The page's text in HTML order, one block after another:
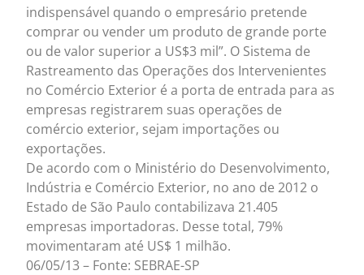
indispensável quando o empresário pretende
comprar ou vender um produto de grande porte
ou de valor superior a US$3 mil”. O Sistema de
Rastreamento das Operações dos Intervenientes
no Comércio Exterior é a porta de entrada para as
empresas registrarem suas operações de
comércio exterior, sejam importações ou
exportações.
De acordo com o Ministério do Desenvolvimento,
Indústria e Comércio Exterior, no ano de 2012 o
Estado de São Paulo contabilizava 21.405
empresas importadoras. Desse total, 79%
movimentaram até US$ 1 milhão.
06/05/13 – Fonte: SEBRAE-SP